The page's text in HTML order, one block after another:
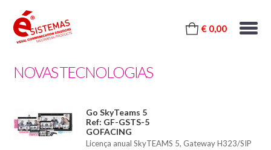
€ 0,00
NOVAS TECNOLOGIAS
Go SkyTeams 5
Ref: GF-GSTS-5
GOFACING
Licença anual SkyTEAMS 5, Gateway H323/SIP